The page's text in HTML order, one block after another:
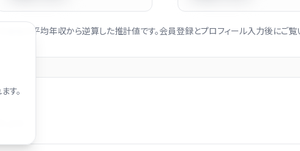
す。
の会社の平均年収から逆算した推計値です。会員登録とプロフィール入力後にご覧
り）